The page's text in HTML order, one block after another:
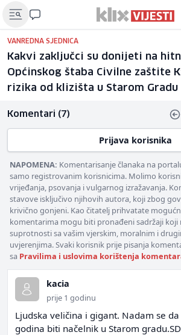
VANREDNA SJEDNICA
Kakvi zaključci su donijeti na
Općinskog štaba Civilne zaštite
rizika od klizišta u Starom Gradu
Komentari (7)
Prijava korisnika
NAPOMENA: Komentarisanje članaka na
samo registrovanim korisnicima. Molimo
vrijeđanja, psovanja i vulgarnog izražavanja.
stavove isključivo njihovih autora, koji zbog
krivično gonjeni. Kao čitatelj prihvatate
komentarima mogu biti pronađeni sadržaji koji
suprotnosti sa vašim vjerskim, moralnim i
uvjerenjima. Svaki korisnik prije pisanja
sa Pravilima i uslovima korištenja
kacia
prije 1 godinu
Ljudska veličina i gigant. Nadam se
godina biti načelnik u Starom